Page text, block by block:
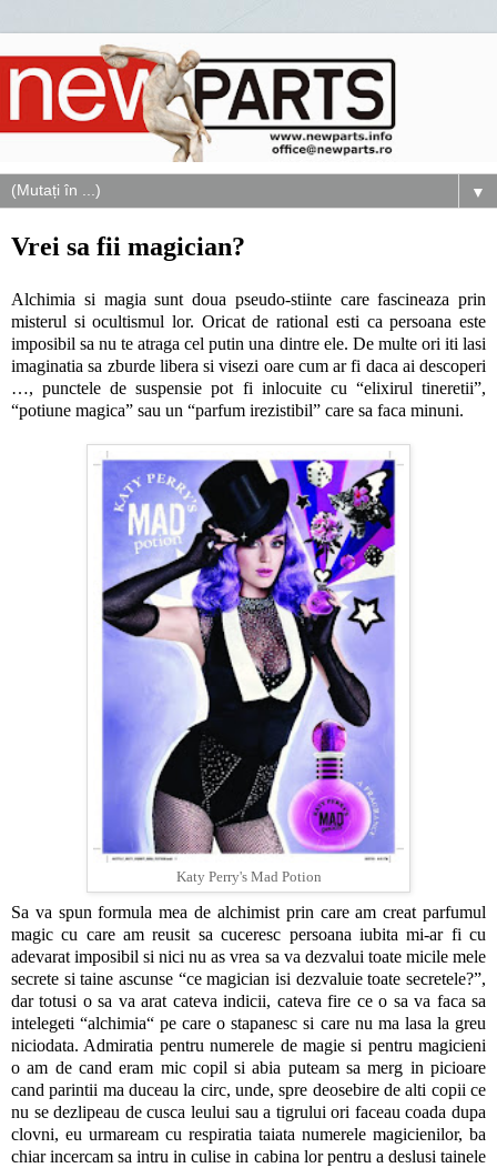
▼
Vrei sa fii magician?
Alchimia si magia sunt doua pseudo-stiinte care fascineaza prin
misterul si ocultismul lor. Oricat de rational esti ca persoana este
imposibil sa nu te atraga cel putin una dintre ele. De multe ori iti lasi
imaginatia sa zburde libera si visezi oare cum ar fi daca ai descoperi
…, punctele de suspensie pot fi inlocuite cu “elixirul tineretii”,
“potiune magica” sau un “parfum irezistibil” care sa faca minuni.
Katy Perry's Mad Potion
Sa va spun formula mea de alchimist prin care am creat parfumul
magic cu care am reusit sa cuceresc persoana iubita mi-ar fi cu
adevarat imposibil si nici nu as vrea sa va dezvalui toate micile mele
secrete si taine ascunse “ce magician isi dezvaluie toate secretele?”,
dar totusi o sa va arat cateva indicii, cateva fire ce o sa va faca sa
intelegeti “alchimia“ pe care o stapanesc si care nu ma lasa la greu
niciodata. Admiratia pentru numerele de magie si pentru magicieni
o am de cand eram mic copil si abia puteam sa merg in picioare
cand parintii ma duceau la circ, unde, spre deosebire de alti copii ce
nu se dezlipeau de cusca leului sau a tigrului ori faceau coada dupa
clovni, eu urmaream cu respiratia taiata numerele magicienilor, ba
chiar incercam sa intru in culise in cabina lor pentru a deslusi tainele